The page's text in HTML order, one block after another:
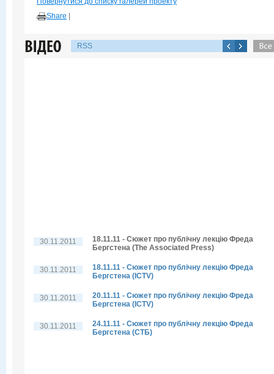
Share
RSS
30.11.2011
18.11.11 - Сюжет про публічну лекцію Фреда
Бергстена (The Associated Press)
30.11.2011
18.11.11 - Сюжет про публічну лекцію Фреда
Бергстена (ICTV)
30.11.2011
20.11.11 - Сюжет про публічну лекцію Фреда
Бергстена (ICTV)
30.11.2011
24.11.11 - Сюжет про публічну лекцію Фреда
Бергстена (СТБ)